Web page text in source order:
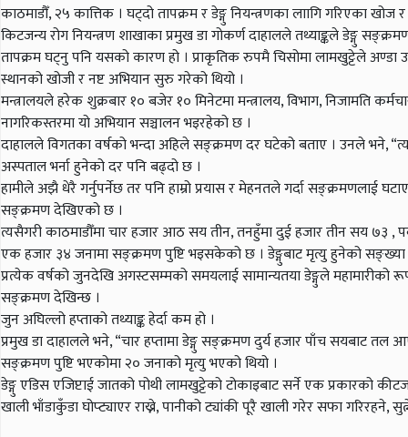
काठमाडौँ, २५ कात्तिक । घट्दो तापक्रम र डेङ्गु नियन्त्रणका लाागि गरिएका
किटजन्य रोग नियन्त्रण शाखाका प्रमुख डा गोकर्ण दाहालले तथ्याङ्कले डेङ्गु
तापक्रम घट्नु पनि यसको कारण हो । प्राकृतिक रुपमै चिसोमा लामखुट्टेले अण्डा
स्थानको खोजी र नष्ट अभियान सुरु गरेको थियो ।
मन्त्रालयले हरेक शुक्रबार १० बजेर १० मिनेटमा मन्त्रालय, विभाग, निजामति
नागरिकस्तरमा यो अभियान सञ्चालन भइरहेको छ ।
दाहालले विगतका वर्षको भन्दा अहिले सङ्क्रमण दर घटेको बताए । उनले भने,
अस्पताल भर्ना हुनेको दर पनि बढ्दो छ ।
हामीले अझै धेरै गर्नुपर्नेछ तर पनि हाम्रो प्रयास र मेहनतले गर्दा सङ्क्रमणलाई
सङ्क्रमण देखिएको छ ।
त्यसैगरी काठमाडौँमा चार हजार आठ सय तीन, तनहुँमा दुई हजार तीन सय
एक हजार ३४ जनामा सङ्क्रमण पुष्टि भइसकेको छ । डेङ्गुबाट मृत्यु हुनेको
प्रत्येक वर्षको जुनदेखि अगस्टसम्मको समयलाई सामान्यतया डेङ्गुले महामारीको
सङ्क्रमण देखिन्छ ।
जुन अघिल्लो हप्ताको तथ्याङ्क हेर्दा कम हो ।
प्रमुख डा दाहालले भने, “चार हप्तामा डेङ्गु सङ्क्रमण दुर्य हजार पाँच सयबाट
सङ्क्रमण पुष्टि भएकोमा २० जनाको मृत्यु भएको थियो ।
डेङ्गु एडिस एजिप्टाई जातको पोथी लामखुट्टेको टोकाइबाट सर्ने एक प्रकारको
खाली भाँडाकुँडा घोप्ट्याएर राख्ने, पानीको ट्यांकी पूरै खाली गरेर सफा गरिरहने,